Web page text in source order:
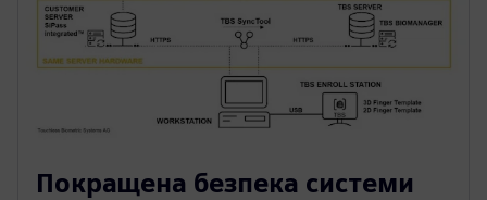
Покращена безпека системи